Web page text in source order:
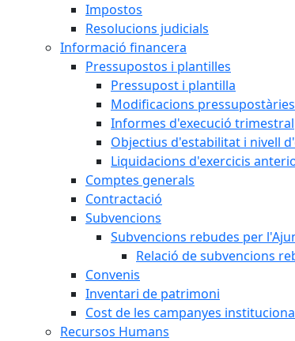
Impostos
Resolucions judicials
Informació financera
Pressupostos i plantilles
Pressupost i plantilla
Modificacions pressupostàries
Informes d'execució trimestral
Objectius d'estabilitat i nivell
Liquidacions d'exercicis
Comptes generals
Contractació
Subvencions
Subvencions rebudes per
Relació de subvencions
Convenis
Inventari de patrimoni
Cost de les campanyes
Recursos Humans